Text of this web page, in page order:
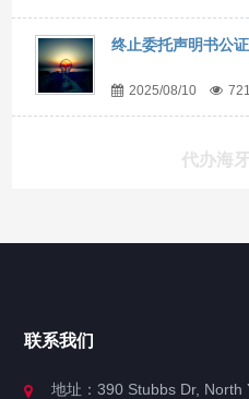
终止委托声明书公证
2025/08/10 721
代办海
联系我们
地址：390 Stubbs Dr, North